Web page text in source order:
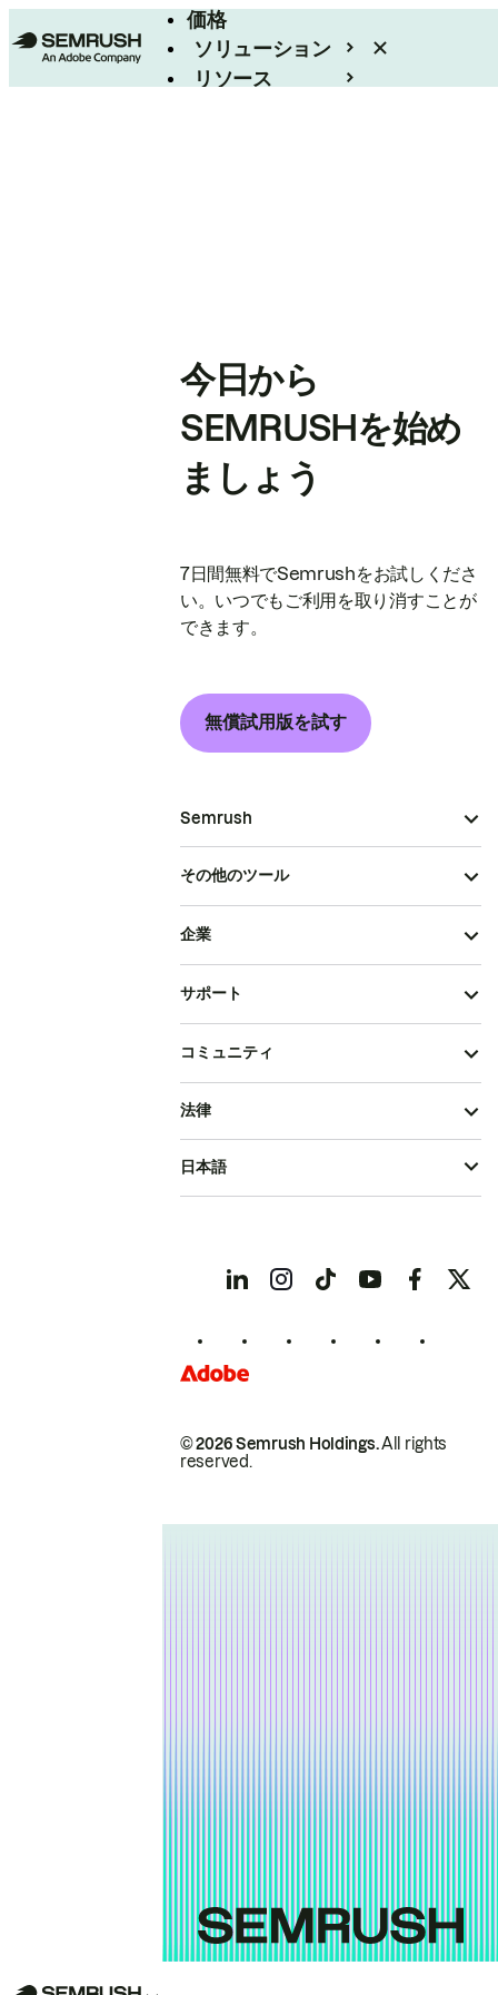
価格
ソリューション
リソース
今日から
SEMRUSHを始め
ましょう
7日間無料でSemrushをお試しくださ
い。いつでもご利用を取り消すことが
できます。
無償試用版を試す
Semrush
その他のツール
企業
サポート
コミュニティ
© 2026 Semrush Holdings.All rights
reserved.
法律
日本語